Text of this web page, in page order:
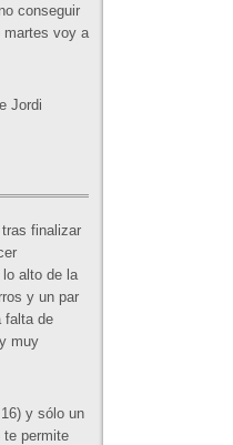
conseguir
martes voy a
Jordi
finalizar
alto de la
y un par
falta de
muy
y sólo un
te permite